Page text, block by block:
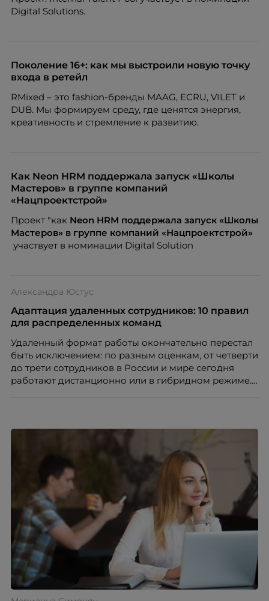
Digital Solutions.
Поколение 16+: как мы выстроили новую точку
входа в ретейл
RMixed – это fashion-бренды MAAG, ECRU, VILET и
DUB. Мы формируем среду, где ценятся энергия,
креативность и стремление к развитию.
Как Neon HRM поддержала запуск «Школы
Мастеров» в группе компаний
«Нацпроектстрой»
Проект "как Neon HRM поддержала запуск «Школы
Мастеров» в группе компаний «Нацпроектстрой»
участвует в номинации Digital Solution
Александра Юстус
Адаптация удаленных сотрудников: 10 правил
для распределенных команд
Удаленный формат работы окончательно перестал
быть исключением: по разным оценкам, от четверти
до трети сотрудников в России и мире сегодня
работают дистанционно или в гибридном режиме.
расстоянии она требует осознанного
проектирования — иначе компания рискует
потерять новичка в первые же месяцы.